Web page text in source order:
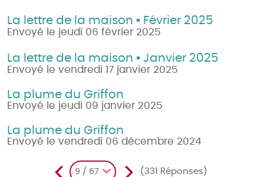
La lettre de la maison ▪ Février 2025
Envoyé le jeudi 06 février 2025
La lettre de la maison ▪ Janvier 2025
Envoyé le vendredi 17 janvier 2025
La plume du Griffon
Envoyé le jeudi 09 janvier 2025
La plume du Griffon
Envoyé le vendredi 06 décembre 2024
9 / 67 (331 Réponses)